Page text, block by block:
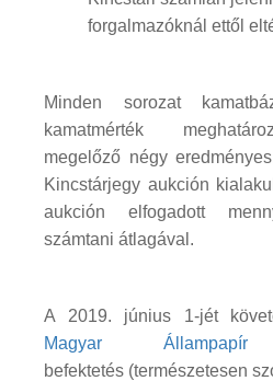
forgalmazóknál ettől
Minden sorozat
kamatmérték
megelőző négy
Kincstárjegy aukción
aukción elfogadott
számtani átlagával.
A 2019. június 1-jét
Magyar Állampapír
befektetés (természetesen